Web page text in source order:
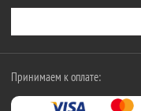
Принимаем к оплате: